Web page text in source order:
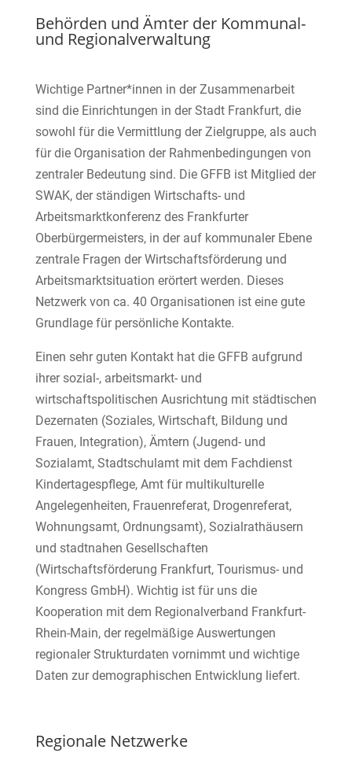
Behörden und Ämter der Kommunal-
und Regionalverwaltung
Wichtige Partner*innen in der Zusammenarbeit
sind die Einrichtungen in der Stadt Frankfurt, die
sowohl für die Vermittlung der Zielgruppe, als auch
für die Organisation der Rahmenbedingungen von
zentraler Bedeutung sind. Die GFFB ist Mitglied der
SWAK, der ständigen Wirtschafts- und
Arbeitsmarktkonferenz des Frankfurter
Oberbürgermeisters, in der auf kommunaler Ebene
zentrale Fragen der Wirtschaftsförderung und
Arbeitsmarktsituation erörtert werden. Dieses
Netzwerk von ca. 40 Organisationen ist eine gute
Grundlage für persönliche Kontakte.
Einen sehr guten Kontakt hat die GFFB aufgrund
ihrer sozial-, arbeitsmarkt- und
wirtschaftspolitischen Ausrichtung mit städtischen
Dezernaten (Soziales, Wirtschaft, Bildung und
Frauen, Integration), Ämtern (Jugend- und
Sozialamt, Stadtschulamt mit dem Fachdienst
Kindertagespflege, Amt für multikulturelle
Angelegenheiten, Frauenreferat, Drogenreferat,
Wohnungsamt, Ordnungsamt), Sozialrathäusern
und stadtnahen Gesellschaften
(Wirtschaftsförderung Frankfurt, Tourismus- und
Kongress GmbH). Wichtig ist für uns die
Kooperation mit dem Regionalverband Frankfurt-
Rhein-Main, der regelmäßige Auswertungen
regionaler Strukturdaten vornimmt und wichtige
Daten zur demographischen Entwicklung liefert.
Regionale Netzwerke